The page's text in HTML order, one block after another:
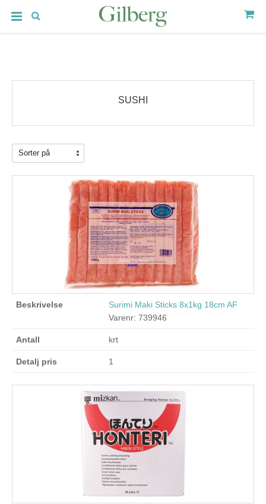
SUSHI
Surimi Maki Sticks 8x1kg 18cm AF
Varenr: 739946
krt
1